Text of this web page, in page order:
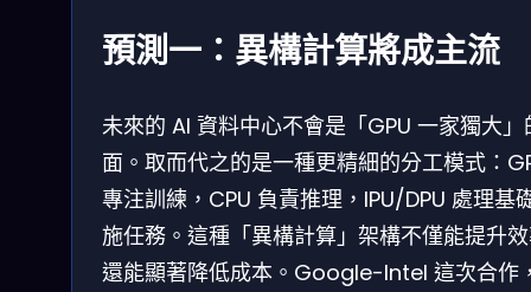
預測一：異構計算將成主流
未來的 AI 資料中心不會是「GPU 一家獨大」
面。取而代之的是一種更精細的分工模式：
專注訓練，CPU 負責推理，IPU/DPU 處理基
施任務。這種「異構計算」架構不僅能提升
還能顯著降低成本。Google-Intel 這次合作